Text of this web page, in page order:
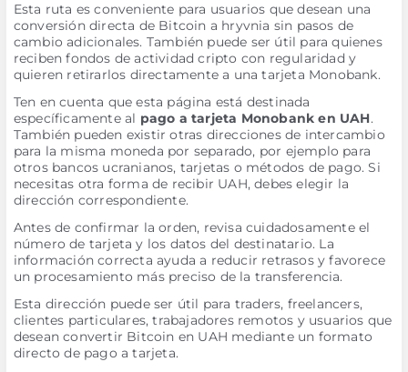
Esta ruta es conveniente para usuarios que desean una
conversión directa de Bitcoin a hryvnia sin pasos de
cambio adicionales. También puede ser útil para quienes
reciben fondos de actividad cripto con regularidad y
quieren retirarlos directamente a una tarjeta Monobank.
Ten en cuenta que esta página está destinada
específicamente al pago a tarjeta Monobank en UAH.
También pueden existir otras direcciones de intercambio
para la misma moneda por separado, por ejemplo para
otros bancos ucranianos, tarjetas o métodos de pago. Si
necesitas otra forma de recibir UAH, debes elegir la
dirección correspondiente.
Antes de confirmar la orden, revisa cuidadosamente el
número de tarjeta y los datos del destinatario. La
información correcta ayuda a reducir retrasos y favorece
un procesamiento más preciso de la transferencia.
Esta dirección puede ser útil para traders, freelancers,
clientes particulares, trabajadores remotos y usuarios que
desean convertir Bitcoin en UAH mediante un formato
directo de pago a tarjeta.